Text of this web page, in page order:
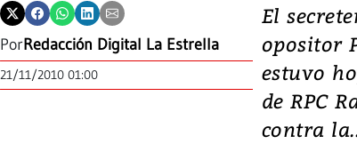
PorRedacción Digital La Estrella
21/11/2010 01:00
El
opositor
estuvo
de RPC
contra